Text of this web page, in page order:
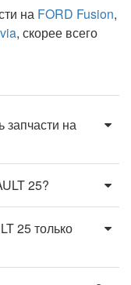
на FORD Fusion,
, скорее всего
запчасти на
25?
25 только